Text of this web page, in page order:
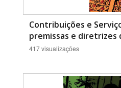
Contribuições e
premissas e diretrizes
417 visualizações